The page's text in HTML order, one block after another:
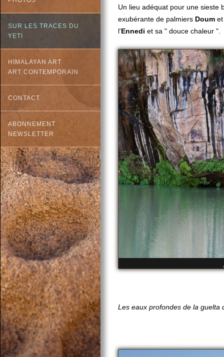
SUR LES TRACES DU
YETI
HIMALAYAN ART
ART CONTEMPORAIN
CONTACT
ABONNEMENT
NEWSLETTER
Un lieu adéquat pour une
exubérante de palmiers Doum
l'Ennedi et sa " douce chaleur ".
Les eaux profondes de la guelta